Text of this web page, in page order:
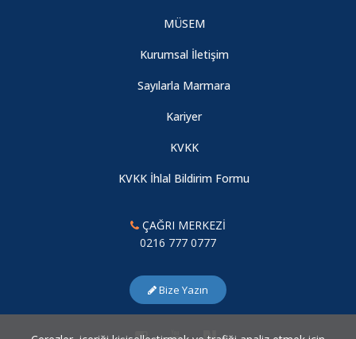
MÜSEM
Kurumsal İletişim
Sayılarla Marmara
Kariyer
KVKK
KVKK İhlal Bildirim Formu
ÇAĞRI MERKEZİ
0216 777 0777
Bize Yazın